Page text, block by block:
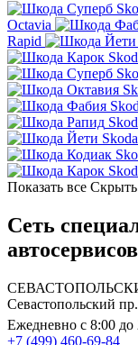
Octavia
Rapid
Показать все Скрыть
Сеть
Севастопольский
Ежедневно с 8:00 до
+7 (499) 460-69-84